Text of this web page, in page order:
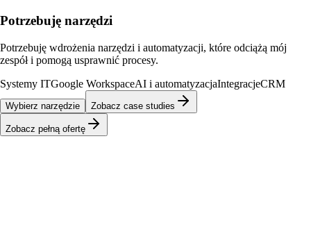
Potrzebuję narzędzi
Potrzebuję wdrożenia narzędzi i automatyzacji, które odciążą mój
zespół i pomogą usprawnić procesy.
Systemy ITGoogle WorkspaceAI i automatyzacjaIntegracjeCRM
Wybierz narzędzie Zobacz case studies
Zobacz pełną ofertę